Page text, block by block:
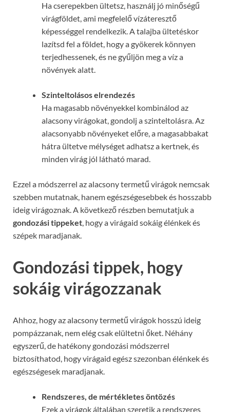
Ha cserepekben ültetsz, használj jó minőségű
virágföldet, ami megfelelő vízáteresztő
képességgel rendelkezik. A talajba ültetéskor
lazítsd fel a földet, hogy a gyökerek könnyen
terjedhessenek, és ne gyűljön meg a víz a
növények alatt.
Szinteltolásos elrendezés
Ha magasabb növényekkel kombinálod az
alacsony virágokat, gondolj a szinteltolásra. Az
alacsonyabb növényeket előre, a magasabbakat
hátra ültetve mélységet adhatsz a kertnek, és
minden virág jól látható marad.
Ezzel a módszerrel az alacsony termetű virágok nemcsak
szebben mutatnak, hanem egészségesebbek és hosszabb
ideig virágoznak. A következő részben bemutatjuk a
gondozási tippeket, hogy a virágaid sokáig élénkek és
szépek maradjanak.
Gondozási tippek, hogy
sokáig virágozzanak
Ahhoz, hogy az alacsony termetű virágok hosszú ideig
pompázzanak, nem elég csak elültetni őket. Néhány
egyszerű, de hatékony gondozási módszerrel
biztosíthatod, hogy virágaid egész szezonban élénkek és
egészségesek maradjanak.
Rendszeres, de mértékletes öntözés
Ezek a virágok általában szeretik a rendszeres